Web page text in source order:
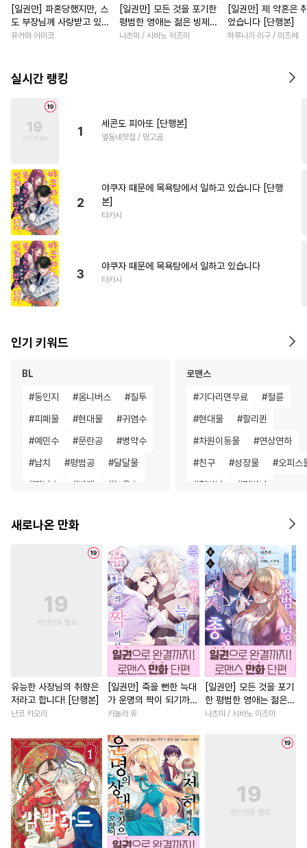
[일권만] 파혼당했지만, 스
도 부장님께 사랑받고 있습
니다 [단행본]
유카와 아미코
[일권만] 모든 것을 포기한
평범한 영애는 젊은 빙제의
총애를 받는다 [단행본]
나츠미 / 시바노 이즈미
[일권만] 제 약혼은
었습니다 [단행본]
하루나기 리구 / 미즈메
실시간 랭킹
1
세콘도 피아또 [단행본]
옆동네맛집 / 망고곰
2
야쿠자 때문에 목욕탕에서 일하고 있습니다 [단행
본]
타카시
3
야쿠자 때문에 목욕탕에서 일하고 있습니다
타카시
인기 키워드
BL
#동인지 #옴니버스 #질투
#피폐물 #현대물 #귀염수
#예민수 #문란공 #병약수
#납치 #평범공 #달달물
#자낮수 #변태 #능욕수
#첫사랑 #소심수
헌신수
만화단편
난폭공 #인싸공
# 임신수
#다정공
#무심수
# 대물공 #육아물 #리맨물
#동양풍 #혐관 #트라우마
#사랑꾼공 #안경수
#변태수 #순정공 #상처공
#촉수 선후배 #첫경험
#주종관계 #판타지
#후회수 #집착공 #집착수
로맨스
#기다리면무료 #절륜
#현대물 #할리퀸
#차원이동물 #연상연하
#친구 #성장물 #오피스
#철벽남 #평범녀
#직진녀 #일상 # 현대물
#
성장물 #복수물 #직진
#죽음/살인 #원나잇
#선후배 #육아물
#역사/시대물 #소설원작
#
직진남 #고수위 #우정
#
다정남 #상처녀 #까칠
#
절륜남 # 로맨스 #첫경
#이세계물
#
#드라마 #
다정남
#친구>연인 # 다각관계
#영상화
새로나온 만화
유능한 사장님의 취향은
저라고 합니다! [단행본]
난코 카오리
[일권만] 죽을 뻔한 늑대
가 운명의 짝이 되기까지
[단행본]
카놀라 유
[일권만] 모든 것을 포기
한 평범한 영애는 젊은
빙제의 총애를 받는다
나츠미 / 시바노 이즈미